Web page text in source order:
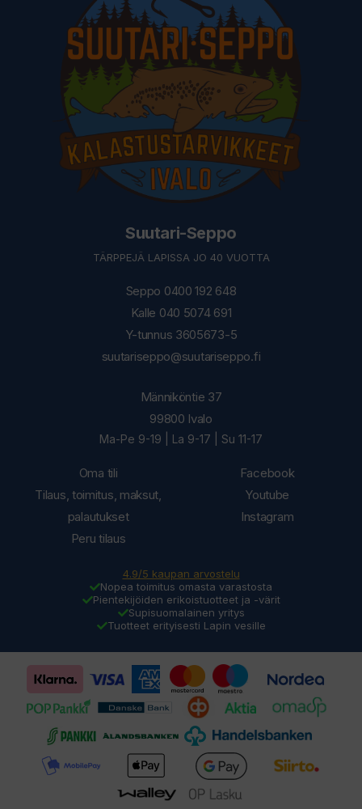
Suutari-Seppo
TÄRPPEJÄ LAPISSA JO 40 VUOTTA
Seppo 0400 192 648
Kalle 040 5074 691
Y-tunnus 3605673-5
suutariseppo@suutariseppo.fi
Oma tili
Tilaus, toimitus, maksut,
palautukset
Peru tilaus
Männiköntie 37
99800 Ivalo
Ma-Pe 9-19 | La 9-17 | Su 11-17
Facebook
Youtube
Instagram
4.9/5 kaupan arvostelu
Nopea toimitus omasta varastosta
Pientekijöiden erikoistuotteet ja -värit
Supisuomalainen yritys
Tuotteet erityisesti Lapin vesille